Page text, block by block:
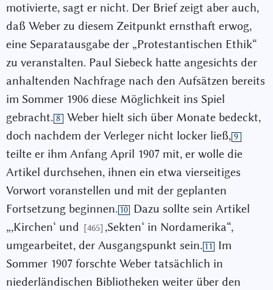
motivierte, sagt er nicht. Der Brief zeigt aber auch,
daß Weber zu diesem Zeitpunkt ernsthaft erwog,
eine Separatausgabe der „Protestantischen Ethik“
zu veranstalten. Paul Siebeck hatte angesichts der
anhaltenden Nachfrage nach den Aufsätzen bereits
im Sommer 1906 diese Möglichkeit ins Spiel
gebracht. 8
Weber hielt sich über Monate bedeckt,
doch nachdem der Verleger nicht locker ließ, 9
teilte er ihm Anfang April 1907 mit, er wolle die
Artikel durchsehen, ihnen ein etwa vierseitiges
Vorwort voranstellen und mit der geplanten
Fortsetzung beginnen. 10
Dazu sollte sein Artikel
„,Kirchen‘ und [465] ,Sekten‘ in Nordamerika“,
umgearbeitet, der Ausgangspunkt sein. 11
Im
Sommer 1907 forschte Weber tatsächlich in
niederländischen Bibliotheken weiter über den